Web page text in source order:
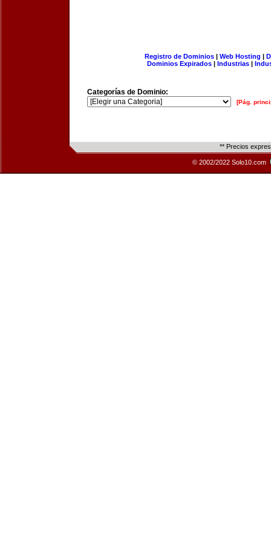
Registro de Dominios| Web Hosting |
Dominios Expirados | Industrias |
Categorías de Dominio:
[Pág.
** Precios
© 2002/2022 Solo10.com